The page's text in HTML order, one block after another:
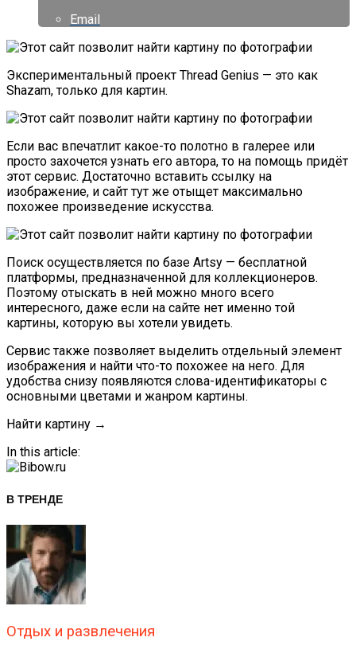
Email
Экспериментальный проект Thread Genius — это как
Shazam, только для картин.
Если вас впечатлит какое-то полотно в галерее или
просто захочется узнать его автора, то на помощь придёт
этот сервис. Достаточно вставить ссылку на
изображение, и сайт тут же отыщет максимально
похожее произведение искусства.
Поиск осуществляется по базе Artsy — бесплатной
платформы, предназначенной для коллекционеров.
Поэтому отыскать в ней можно много всего
интересного, даже если на сайте нет именно той
картины, которую вы хотели увидеть.
Сервис также позволяет выделить отдельный элемент
изображения и найти что-то похожее на него. Для
удобства снизу появляются слова-идентификаторы с
основными цветами и жанром картины.
Найти картину →
In this article:
В ТРЕНДЕ
Отдых и развлечения